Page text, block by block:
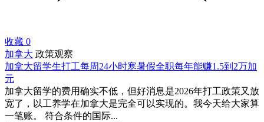
收藏 0
加拿大 政策观察
加拿大留学生打工每周24小时寒暑假全职每年能赚1.5到2万加
元
加拿大留学的费用确实不低，但好消息是2026年打工政策又放
宽了，以工养学在加拿大是完全可以实现的。我今天给大家算
一笔账。 符合条件的国际...